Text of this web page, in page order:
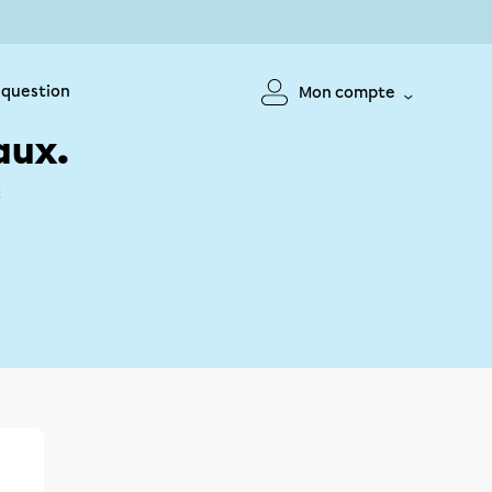
question Mon compte